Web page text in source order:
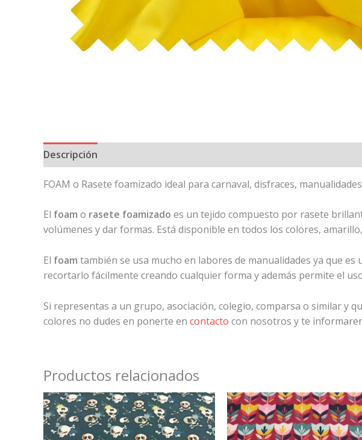
Descripción
FOAM o Rasete foamizado ideal para carnaval, disfraces,
El foam o rasete foamizado es un tejido compuesto por rasete
volúmenes y dar formas. Está disponible en todos los colores,
El foam también se usa mucho en labores de manualidades ya que
recortarlo fácilmente creando cualquier forma y además permite el
Si representas a un grupo, asociación, colegio, comparsa o similar y
colores no dudes en ponerte en contacto con nosotros y te
Productos relacionados